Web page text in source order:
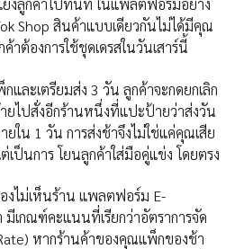
งลูกค้าไปทันที ในแพลตฟอร์มอย่าง
Shop สินค้าแบบเดียวกันไม่ได้มีคุณ
าต้องการใช้ชุดเดรสในวันเสาร์นี้
และเตรียมส่ง 3 วัน ลูกค้าจะกดยกเลิก
ยไปสั่งอีกร้านหนึ่งที่แปะป้ายว่าส่งวัน
ใน 1 วัน การส่งช้าจึงไม่ใช่แค่คุณเสีย
ป็นการ โยนลูกค้าใส่มือคู่แข่ง โดยตรง
ไม่เห็นร้าน แพลตฟอร์ม E-
เกณฑ์คะแนนที่เรียกว่าอัตราการจัด
หากร้านค้าของคุณแพ็กของช้า